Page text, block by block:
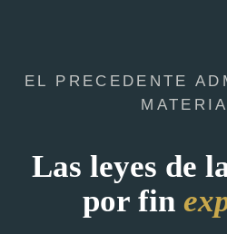
EL PRECEDENTE
Las leyes de
por fin